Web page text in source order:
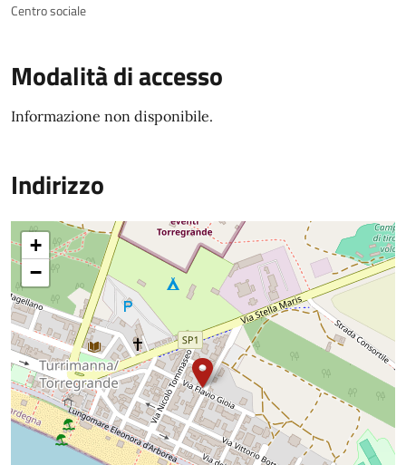
Centro sociale
Modalità di accesso
Informazione non disponibile.
Indirizzo
+
−